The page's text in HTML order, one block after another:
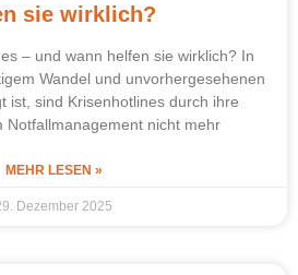
sie wirklich?
– und wann helfen sie wirklich? In
Wandel und unvorhergesehenen
ist, sind Krisenhotlines durch ihre
Notfallmanagement nicht mehr
MEHR LESEN »
Dezember 2025